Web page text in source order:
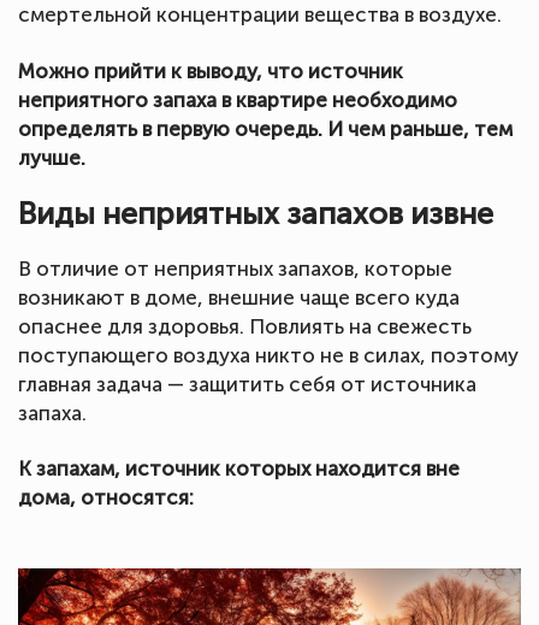
смертельной концентрации вещества в воздухе.
Можно прийти к выводу, что источник
неприятного запаха в квартире необходимо
определять в первую очередь. И чем раньше, тем
лучше.
Виды неприятных запахов извне
В отличие от неприятных запахов, которые
возникают в доме, внешние чаще всего куда
опаснее для здоровья. Повлиять на свежесть
поступающего воздуха никто не в силах, поэтому
главная задача — защитить себя от источника
запаха.
К запахам, источник которых находится вне
дома, относятся: